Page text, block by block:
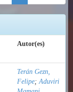
Autor(es)
Terán Gezn,
Felipe;Aduviri